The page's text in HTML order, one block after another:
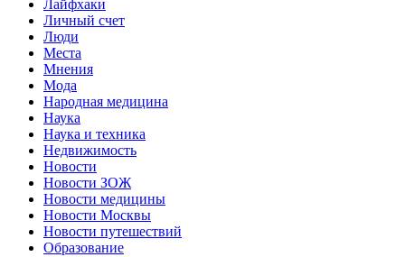
Лайфхаки
Личный счет
Люди
Места
Мнения
Мода
Народная медицина
Наука
Наука и техника
Недвижимость
Новости
Новости ЗОЖ
Новости медицины
Новости Москвы
Новости путешествий
Образование